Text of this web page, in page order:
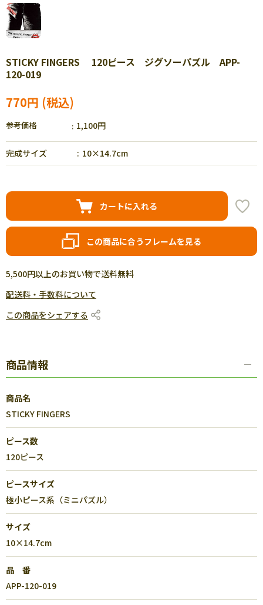
STICKY FINGERS 120ピース ジグソーパズル APP-
120-019
770円
参考価格 1,100円
完成サイズ 10×14.7cm
カートに入れる
この商品に合うフレームを見る
5,500円以上のお買い物で送料無料
配送料・手数料について
この商品をシェアする
商品情報
商品名
STICKY FINGERS
ピース数
120ピース
ピースサイズ
極小ピース系（ミニパズル）
サイズ
10×14.7cm
品 番
APP-120-019